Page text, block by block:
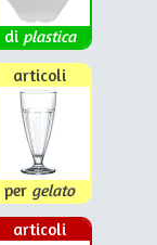
di plastica
articoli
per gelato
articoli